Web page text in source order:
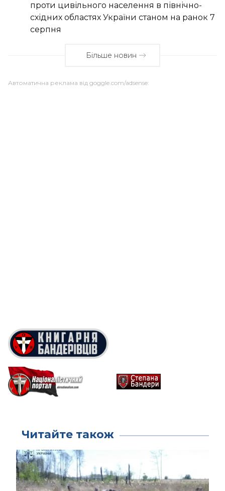
проти цивільного населення в північно-
східних областях України станом на ранок 7
серпня
Більше новин
Автоматична реклама від goggle.com/adsense:
Читайте також